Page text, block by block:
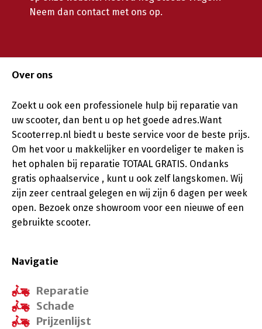
Neem dan contact met ons op.
Over ons
Zoekt u ook een professionele hulp bij reparatie van
uw scooter, dan bent u op het goede adres.Want
Scooterrep.nl biedt u beste service voor de beste prijs.
Om het voor u makkelijker en voordeliger te maken is
het ophalen bij reparatie TOTAAL GRATIS. Ondanks
gratis ophaalservice , kunt u ook zelf langskomen. Wij
zijn zeer centraal gelegen en wij zijn 6 dagen per week
open. Bezoek onze showroom voor een nieuwe of een
gebruikte scooter.
Navigatie
Reparatie
Schade
Prijzenlijst